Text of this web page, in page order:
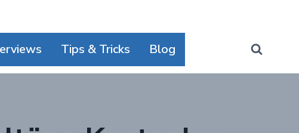
Tips & Tricks Blog